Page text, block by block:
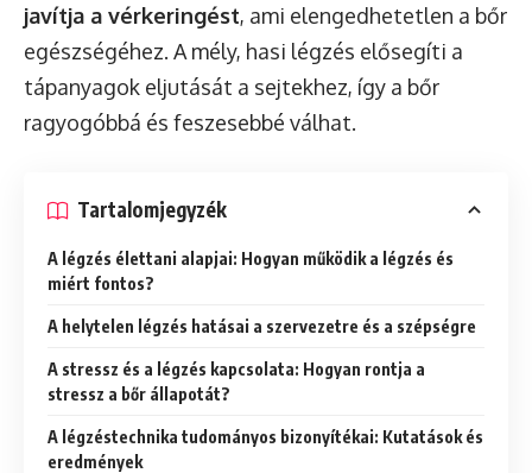
javítja a vérkeringést, ami elengedhetetlen a bőr
egészségéhez. A mély, hasi légzés elősegíti a
tápanyagok eljutását a sejtekhez, így a bőr
ragyogóbbá és feszesebbé válhat.
Tartalomjegyzék
A légzés élettani alapjai: Hogyan működik a légzés és
miért fontos?
A helytelen légzés hatásai a szervezetre és a szépségre
A stressz és a légzés kapcsolata: Hogyan rontja a
stressz a bőr állapotát?
A légzéstechnika tudományos bizonyítékai: Kutatások és
eredmények